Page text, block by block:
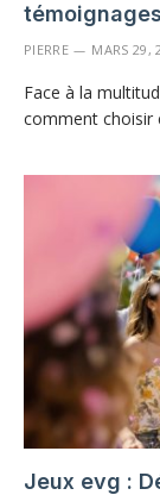
PIERRE MARS 29,
Face à la
comment choisir
Jeux evg :